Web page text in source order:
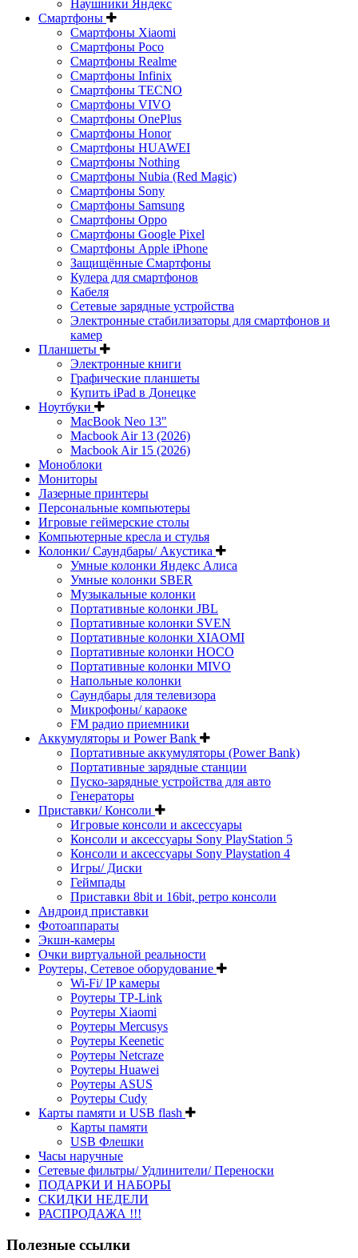
Наушники Яндекс
Смартфоны
Смартфоны Xiaomi
Смартфоны Poco
Смартфоны Realme
Смартфоны Infinix
Смартфоны TECNO
Смартфоны VIVO
Смартфоны OnePlus
Смартфоны Honor
Смартфоны HUAWEI
Смартфоны Nothing
Смартфоны Nubia (Red Magic)
Смартфоны Sony
Смартфоны Samsung
Смартфоны Oppo
Смартфоны Google Pixel
Смартфоны Apple iPhone
Защищённые Смартфоны
Кулера для смартфонов
Кабеля
Сетевые зарядные устройства
Электронные стабилизаторы для смартфонов и
камер
Планшеты
Электронные книги
Графические планшеты
Купить iPad в Донецке
Ноутбуки
MacBook Neo 13"
Macbook Air 13 (2026)
Macbook Air 15 (2026)
Моноблоки
Мониторы
Лазерные принтеры
Персональные компьютеры
Игровые геймерские столы
Компьютерные кресла и стулья
Колонки/ Саундбары/ Акустика
Умные колонки Яндекс Алиса
Умные колонки SBER
Музыкальные колонки
Портативные колонки JBL
Портативные колонки SVEN
Портативные колонки XIAOMI
Портативные колонки HOCO
Портативные колонки MIVO
Напольные колонки
Саундбары для телевизора
Микрофоны/ караоке
FM радио приемники
Аккумуляторы и Power Bank
Портативные аккумуляторы (Power Bank)
Портативные зарядные станции
Пуско-зарядные устройства для авто
Генераторы
Приставки/ Консоли
Игровые консоли и аксессуары
Консоли и аксессуары Sony PlayStation 5
Консоли и аксессуары Sony Playstation 4
Игры/ Диски
Геймпады
Приставки 8bit и 16bit, ретро консоли
Андроид приставки
Фотоаппараты
Экшн-камеры
Очки виртуальной реальности
Роутеры, Сетевое оборудование
Wi-Fi/ IP камеры
Роутеры TP-Link
Роутеры Xiaomi
Роутеры Mercusys
Роутеры Keenetic
Роутеры Netcraze
Роутеры Huawei
Роутеры ASUS
Роутеры Cudy
Карты памяти и USB flash
Карты памяти
USB Флешки
Часы наручные
Сетевые фильтры/ Удлинители/ Переноски
ПОДАРКИ И НАБОРЫ
СКИДКИ НЕДЕЛИ
РАСПРОДАЖА !!!
Полезные ссылки